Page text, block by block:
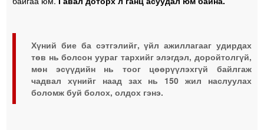
Хүний бие ба сэтгэлийг, үйл ажиллагааг удирдах
төв нь болсон уураг тархийг элэгдэл, доройтолгүй,
мөн эсүүдийн нь тоог цөөрүүлэхгүй байлгаж
чадвал хүнийг наад зах нь 150 жил наслуулах
боломж буй болох, олдох гэнэ.